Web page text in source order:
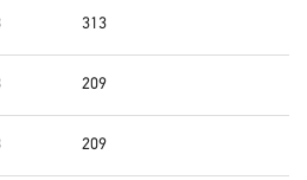
313
209
209